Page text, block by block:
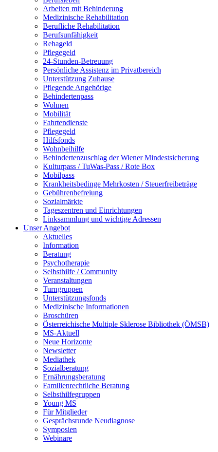
Arbeiten mit Behinderung
Medizinische Rehabilitation
Berufliche Rehabilitation
Berufsunfähigkeit
Rehageld
Pflegegeld
24-Stunden-Betreuung
Persönliche Assistenz im Privatbereich
Unterstützung Zuhause
Pflegende Angehörige
Behindertenpass
Wohnen
Mobilität
Fahrtendienste
Pflegegeld
Hilfsfonds
Wohnbeihilfe
Behindertenzuschlag der Wiener Mindestsicherung
Kulturpass / TuWas-Pass / Rote Box
Mobilpass
Krankheitsbedinge Mehrkosten / Steuerfreibeträge
Gebührenbefreiung
Sozialmärkte
Tageszentren und Einrichtungen
Linksammlung und wichtige Adressen
Unser Angebot
Aktuelles
Information
Beratung
Psychotherapie
Selbsthilfe / Community
Veranstaltungen
Turngruppen
Unterstützungsfonds
Medizinische Informationen
Broschüren
Österreichische Multiple Sklerose Bibliothek (ÖMSB)
MS-Aktuell
Neue Horizonte
Newsletter
Mediathek
Sozialberatung
Ernährungsberatung
Familienrechtliche Beratung
Selbsthilfegruppen
Young MS
Für Mitglieder
Gesprächsrunde Neudiagnose
Symposien
Webinare